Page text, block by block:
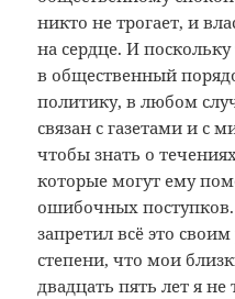
никто не трогает, и
на сердце. И
в общественный
политику, в любом
связан с газетами и с
чтобы знать о
которые могут ему
ошибочных
запретил всё это
степени, что мои
двадцать пять лет я